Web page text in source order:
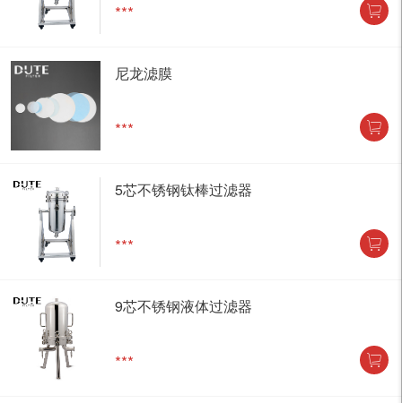
***
尼龙滤膜
***
5芯不锈钢钛棒过滤器
***
9芯不锈钢液体过滤器
***